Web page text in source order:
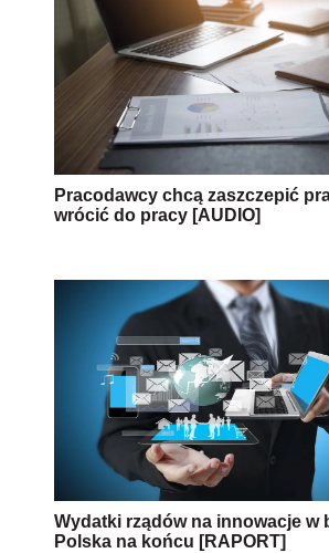
Pracodawcy chcą zaszczepić
wrócić do pracy [AUDIO]
Wydatki rządów na innowacje w
Polska na końcu [RAPORT]